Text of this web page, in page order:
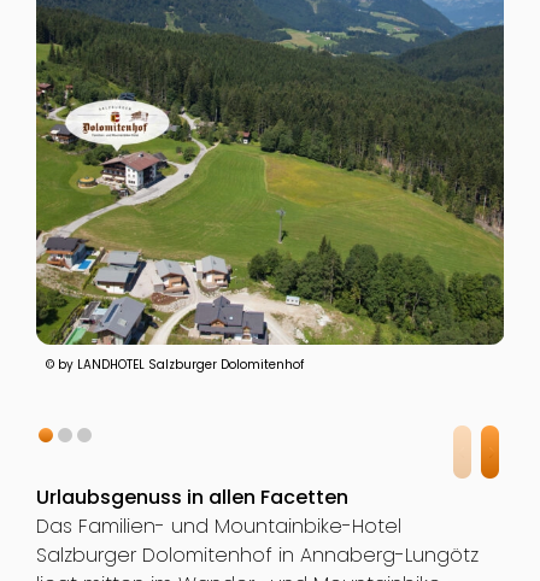
© by LANDHOTEL Salzburger Dolomitenhof
Urlaubsgenuss in allen Facetten
Das Familien- und Mountainbike-Hotel
Salzburger Dolomitenhof in Annaberg-Lungötz